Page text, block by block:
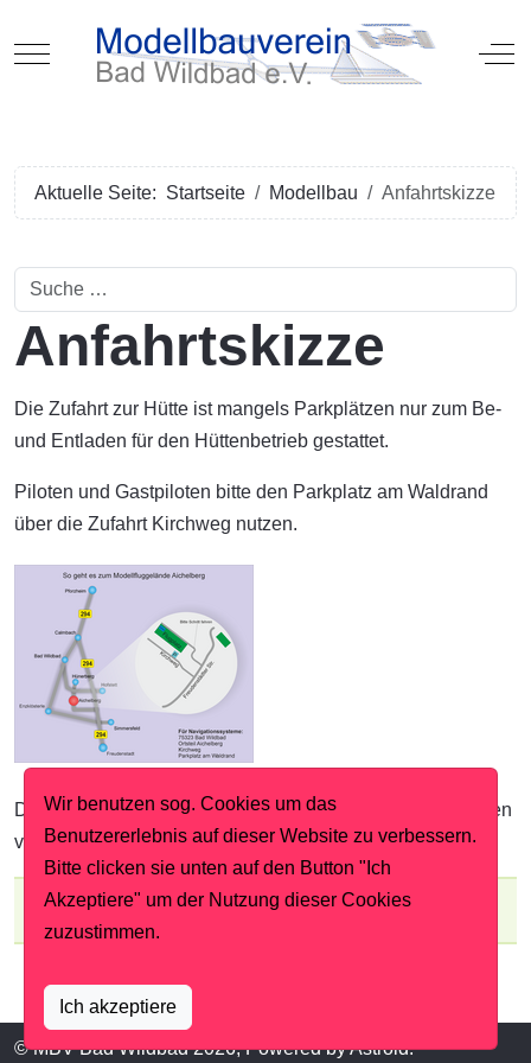
Mobile Menu Toggle Off-
Aktuelle Seite: Startseite Modellbau Anfahrtskizze
Suchen
Anfahrtskizze
Die Zufahrt zur Hütte ist mangels Parkplätzen nur zum Be-
und Entladen für den Hüttenbetrieb gestattet.
Piloten und Gastpiloten bitte den Parkplatz am Waldrand
über die Zufahrt Kirchweg nutzen.
Das Ganze ist auch noch als PDF-Datei zum herunterladen
verfügbar.
anfahrtskizze_flugplatz.pdf 343.25 KB
© MBV Bad Wildbad 2026, Powered byAstroid.
Wir benutzen sog. Cookies um das
Benutzererlebnis auf dieser Website zu verbessern.
Bitte clicken sie unten auf den Button "Ich
Akzeptiere" um der Nutzung dieser Cookies
zuzustimmen.
Ich akzeptiere